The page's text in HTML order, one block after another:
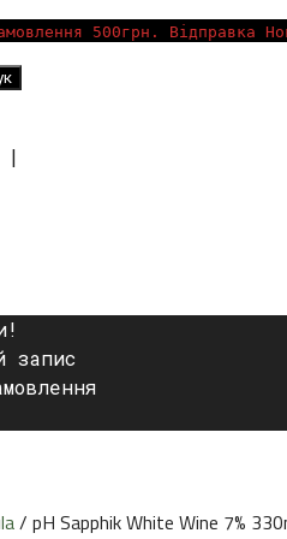
500грн. Відправка
|
запис
/ pH Sapphik White Wine 7%